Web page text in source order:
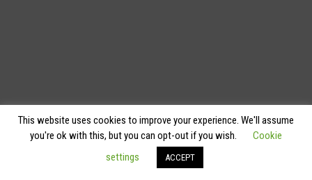
This website uses cookies to improve your experience. We'll assume
you're ok with this, but you can opt-out if you wish.
Cookie
settings
ACCEPT